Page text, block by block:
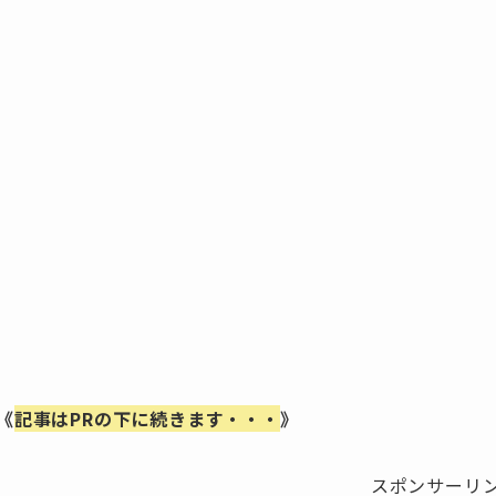
記事はPRの下に続きます・・・ 》
スポンサーリ